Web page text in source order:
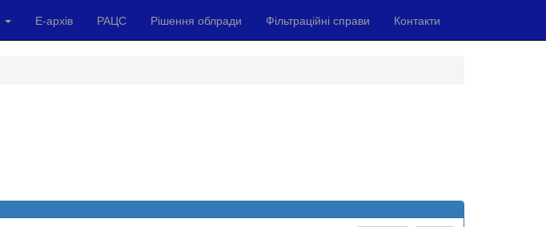
Е-архів РАЦС Рішення облради Фільтраційні справи Контакти